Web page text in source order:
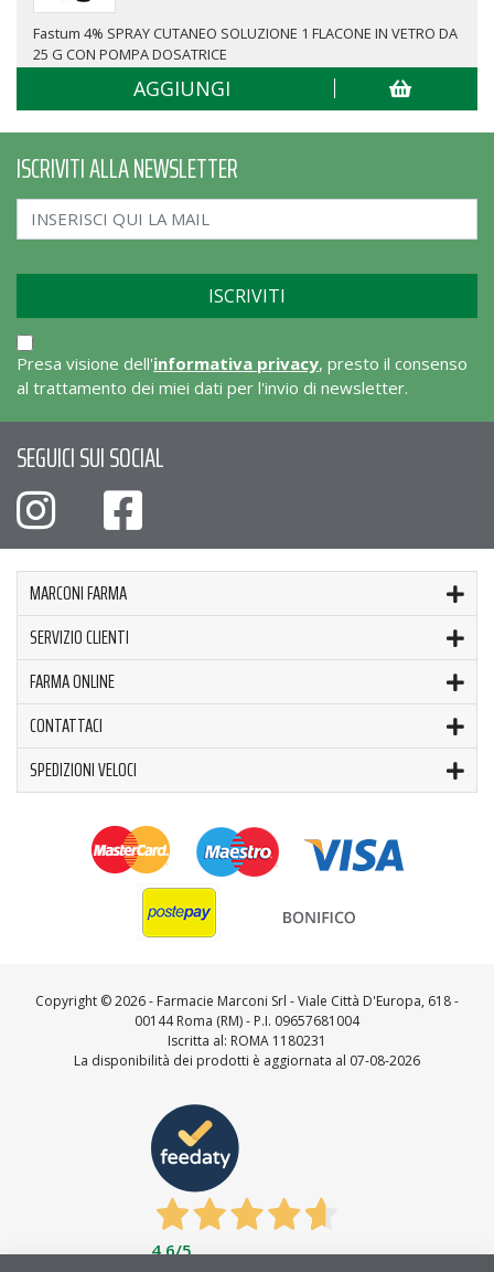
Fastum 4% SPRAY CUTANEO SOLUZIONE 1 FLACONE IN VETRO DA
25 G CON POMPA DOSATRICE
AGGIUNGI
ISCRIVITI ALLA NEWSLETTER
Presa visione dell'informativa privacy, presto il consenso
al trattamento dei miei dati per l'invio di newsletter.
SEGUICI SUI SOCIAL
MARCONI FARMA
SERVIZIO CLIENTI
FARMA ONLINE
CONTATTACI
SPEDIZIONI VELOCI
Copyright ©2026 - Farmacie Marconi Srl - Viale Città D'Europa, 618 -
00144 Roma (RM) - P.I. 09657681004
Iscritta al: ROMA 1180231
La disponibilità dei prodotti è aggiornata al 07-08-2026
4,6/5